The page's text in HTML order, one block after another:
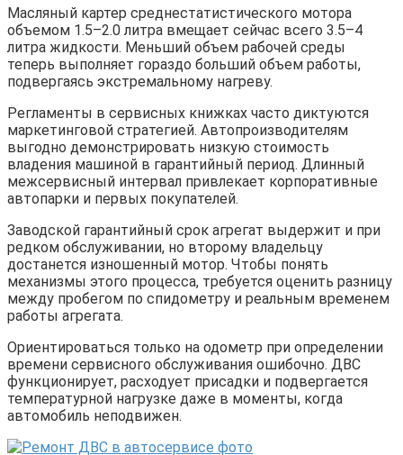
Масляный картер среднестатистического мотора
объемом 1.5–2.0 литра вмещает сейчас всего 3.5–4
литра жидкости. Меньший объем рабочей среды
теперь выполняет гораздо больший объем работы,
подвергаясь экстремальному нагреву.
Регламенты в сервисных книжках часто диктуются
маркетинговой стратегией. Автопроизводителям
выгодно демонстрировать низкую стоимость
владения машиной в гарантийный период. Длинный
межсервисный интервал привлекает корпоративные
автопарки и первых покупателей.
Заводской гарантийный срок агрегат выдержит и при
редком обслуживании, но второму владельцу
достанется изношенный мотор. Чтобы понять
механизмы этого процесса, требуется оценить разницу
между пробегом по спидометру и реальным временем
работы агрегата.
Ориентироваться только на одометр при определении
времени сервисного обслуживания ошибочно. ДВС
функционирует, расходует присадки и подвергается
температурной нагрузке даже в моменты, когда
автомобиль неподвижен.